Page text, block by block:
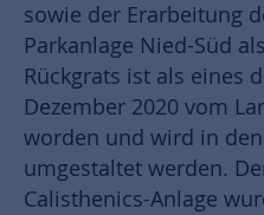
sowie der Erarbeitung
Parkanlage Nied-Süd
Rückgrats ist als eines
Dezember 2020 vom
worden und wird in
umgestaltet werden.
Calisthenics-Anlage